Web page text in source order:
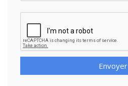
Envoyer